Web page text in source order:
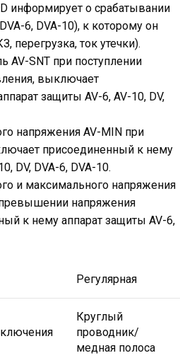
информирует о срабатывании
6, DVA-10), к которому он
перегрузка, ток утечки).
AV-SNT при поступлении
выключает
защиты AV-6, AV-10, DV,
напряжения AV-MIN при
присоединенный к нему
DV, DVA-6, DVA-10.
и максимального напряжения
напряжения
к нему аппарат защиты AV-6,
Регулярная
Круглый
проводник/
медная полоса